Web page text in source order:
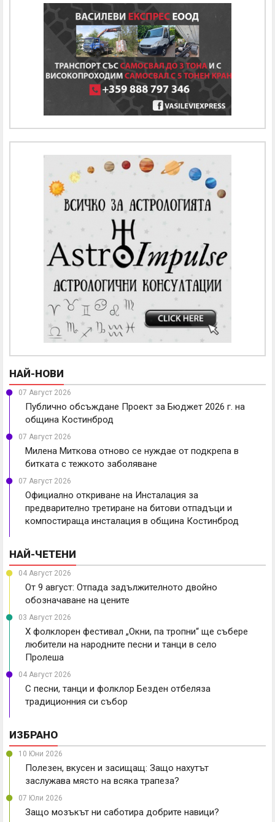
НАЙ-НОВИ
07 Август 2026
Публично обсъждане Проект за Бюджет 2026 г. на
община Костинброд
07 Август 2026
Милена Миткова отново се нуждае от подкрепа в
битката с тежкото заболяване
07 Август 2026
Официално откриване на Инсталация за
предварително третиране на битови отпадъци и
компостираща инсталация в община Костинброд
НАЙ-ЧЕТЕНИ
04 Август 2026
От 9 август: Отпада задължителното двойно
обозначаване на цените
03 Август 2026
X фолклорен фестивал „Окни, па тропни“ ще събере
любители на народните песни и танци в село
Пролеша
04 Август 2026
С песни, танци и фолклор Безден отбеляза
традиционния си събор
ИЗБРАНО
10 Юни 2026
Полезен, вкусен и засищащ: Защо нахутът
заслужава място на всяка трапеза?
07 Юли 2026
Защо мозъкът ни саботира добрите навици?